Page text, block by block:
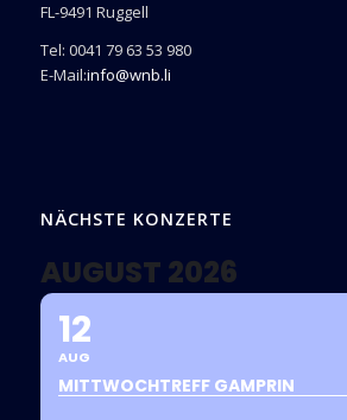
FL-9491 Ruggell
Tel: 0041 79 63 53 980
E-Mail:info@wnb.li
NÄCHSTE KONZERTE
AUGUST 2026
12
AUG
MITTWOCHTREFF GAMPRIN